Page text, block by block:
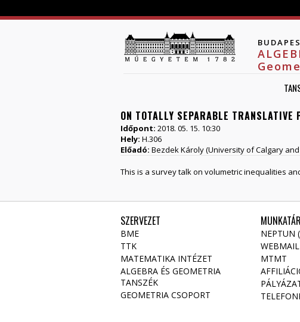
ON TOTALLY SEPARABLE TRANSLATIVE
Időpont: 2018. 05. 15. 10:30
Hely: H.306
Előadó: Bezdek Károly (University of Calgary
This is a survey talk on volumetric inequalities
SZERVEZET
BME
TTK
MATEMATIKA INTÉZET
ALGEBRA ÉS GEOMETRIA
TANSZÉK
GEOMETRIA CSOPORT
NEPTUN
WEBMAIL
MTMT